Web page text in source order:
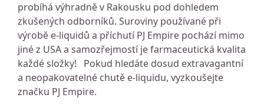
probíhá výhradně v Rakousku pod dohledem
zkušených odborníků. Suroviny používané při
výrobě e-liquidů a příchutí PJ Empire pochází mimo
jiné z USA a samozřejmostí je farmaceutická kvalita
každé složky! Pokud hledáte dosud extravagantní
a neopakovatelné chutě e-liquidu, vyzkoušejte
značku PJ Empire.